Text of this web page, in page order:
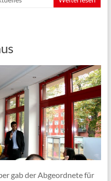
gab der Abgeordnete für